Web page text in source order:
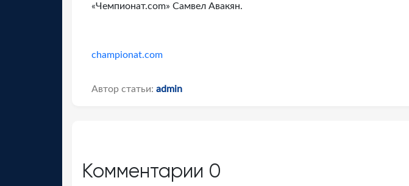
«Чемпионат.com» Самвел Авакян.
championat.com
Автор статьи: admin
Комментарии 0